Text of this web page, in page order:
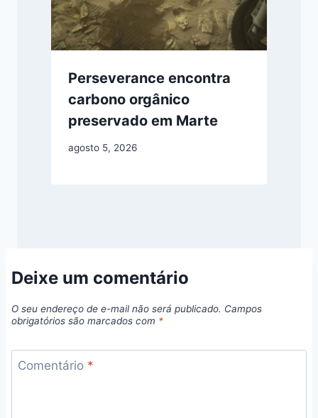
Perseverance encontra
carbono orgânico
preservado em Marte
agosto 5, 2026
Deixe um comentário
O seu endereço de e-mail não será publicado. Campos
obrigatórios são marcados com *
Comentário *